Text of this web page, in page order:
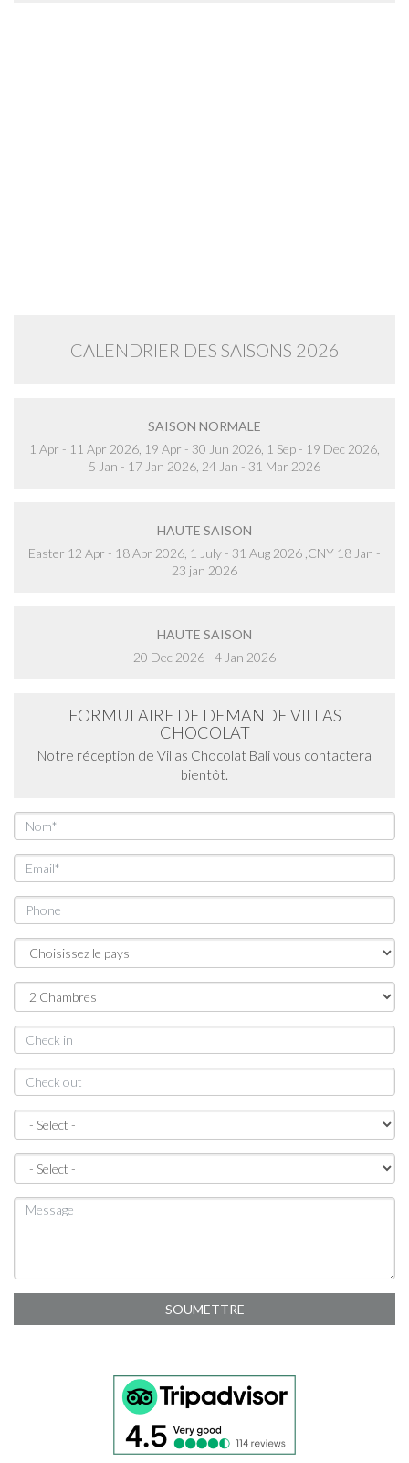
CALENDRIER DES SAISONS 2026
SAISON NORMALE
1 Apr - 11 Apr 2026, 19 Apr - 30 Jun 2026, 1 Sep - 19 Dec 2026,
5 Jan - 17 Jan 2026, 24 Jan - 31 Mar 2026
HAUTE SAISON
Easter 12 Apr - 18 Apr 2026, 1 July - 31 Aug 2026 ,CNY 18 Jan -
23 jan 2026
HAUTE SAISON
20 Dec 2026 - 4 Jan 2026
FORMULAIRE DE DEMANDE VILLAS
CHOCOLAT
Notre réception de Villas Chocolat Bali vous contactera
bientôt.
SOUMETTRE